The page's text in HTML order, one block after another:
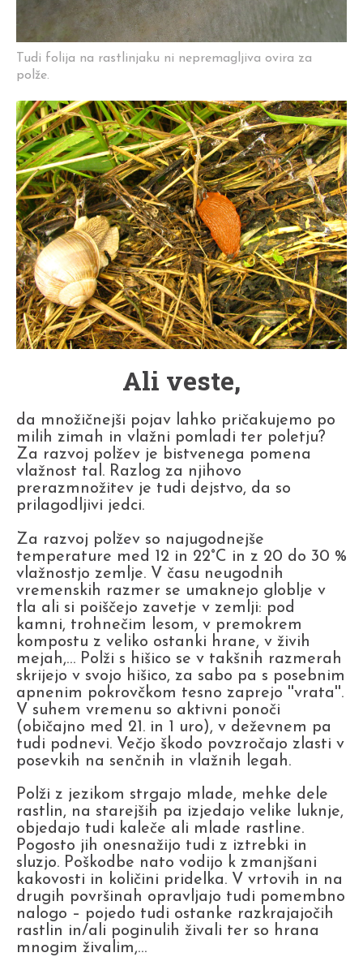
Tudi folija na rastlinjaku ni nepremagljiva ovira za
polže.
Ali veste,
da množičnejši pojav lahko pričakujemo po
milih zimah in vlažni pomladi ter poletju?
Za razvoj polžev je bistvenega pomena
vlažnost tal. Razlog za njihovo
prerazmnožitev je tudi dejstvo, da so
prilagodljivi jedci.
Za razvoj polžev so najugodnejše
temperature med 12 in 22°C in z 20 do 30 %
vlažnostjo zemlje. V času neugodnih
vremenskih razmer se umaknejo globlje v
tla ali si poiščejo zavetje v zemlji: pod
kamni, trohnečim lesom, v premokrem
kompostu z veliko ostanki hrane, v živih
mejah,… Polži s hišico se v takšnih razmerah
skrijejo v svojo hišico, za sabo pa s posebnim
apnenim pokrovčkom tesno zaprejo ''vrata''.
V suhem vremenu so aktivni ponoči
(običajno med 21. in 1 uro), v deževnem pa
tudi podnevi. Večjo škodo povzročajo zlasti v
posevkih na senčnih in vlažnih legah.
Polži z jezikom strgajo mlade, mehke dele
rastlin, na starejših pa izjedajo velike luknje,
objedajo tudi kaleče ali mlade rastline.
Pogosto jih onesnažijo tudi z iztrebki in
sluzjo. Poškodbe nato vodijo k zmanjšani
kakovosti in količini pridelka. V vrtovih in na
drugih površinah opravljajo tudi pomembno
nalogo – pojedo tudi ostanke razkrajajočih
rastlin in/ali poginulih živali ter so hrana
mnogim živalim,…